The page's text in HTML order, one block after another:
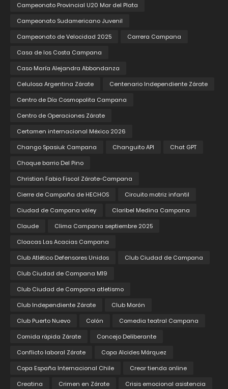
Campeonato Provincial U20 Mar del Plata
Campeonato Sudamericano Juvenil
Campeonato de Velocidad 2025
Carrera Campana
Casa de los Costa Campana
Caso María Alejandra Abbondanza
Celulosa Argentina Zárate
Centenario Independiente Zárate
Centro de Día Cosmopolita Campana
Centro de Operaciones Zárate
Certamen internacional México 2026
Chango Spasiuk Campana
Changuito API
Chat GPT
Choque barrio Del Pino
Christian Fabio Fiscal Zárate-Campana
Cierre de Campaña de HECHOS
Circuito motriz infantil
Ciudad de Campana vóley
Claribel Medina Campana
Claude
Clima Campana septiembre 2025
Cloacas Las Acacias Campana
Club Atlético Defensores Unidos
Club Ciudad de Campana
Club Ciudad de Campana M19
Club Ciudad de Campana atletismo
Club Independiente Zárate
Club Morón
Club Puerto Nuevo
Colón
Comedia teatral Campana
Comida rápida Zárate
Concejo Deliberante
Conflicto laboral Zárate
Copa Alcides Márquez
Copa España Internacional Chile
Crear tienda online
Creatina
Crimen en Zárate Crisis emocional asistencia